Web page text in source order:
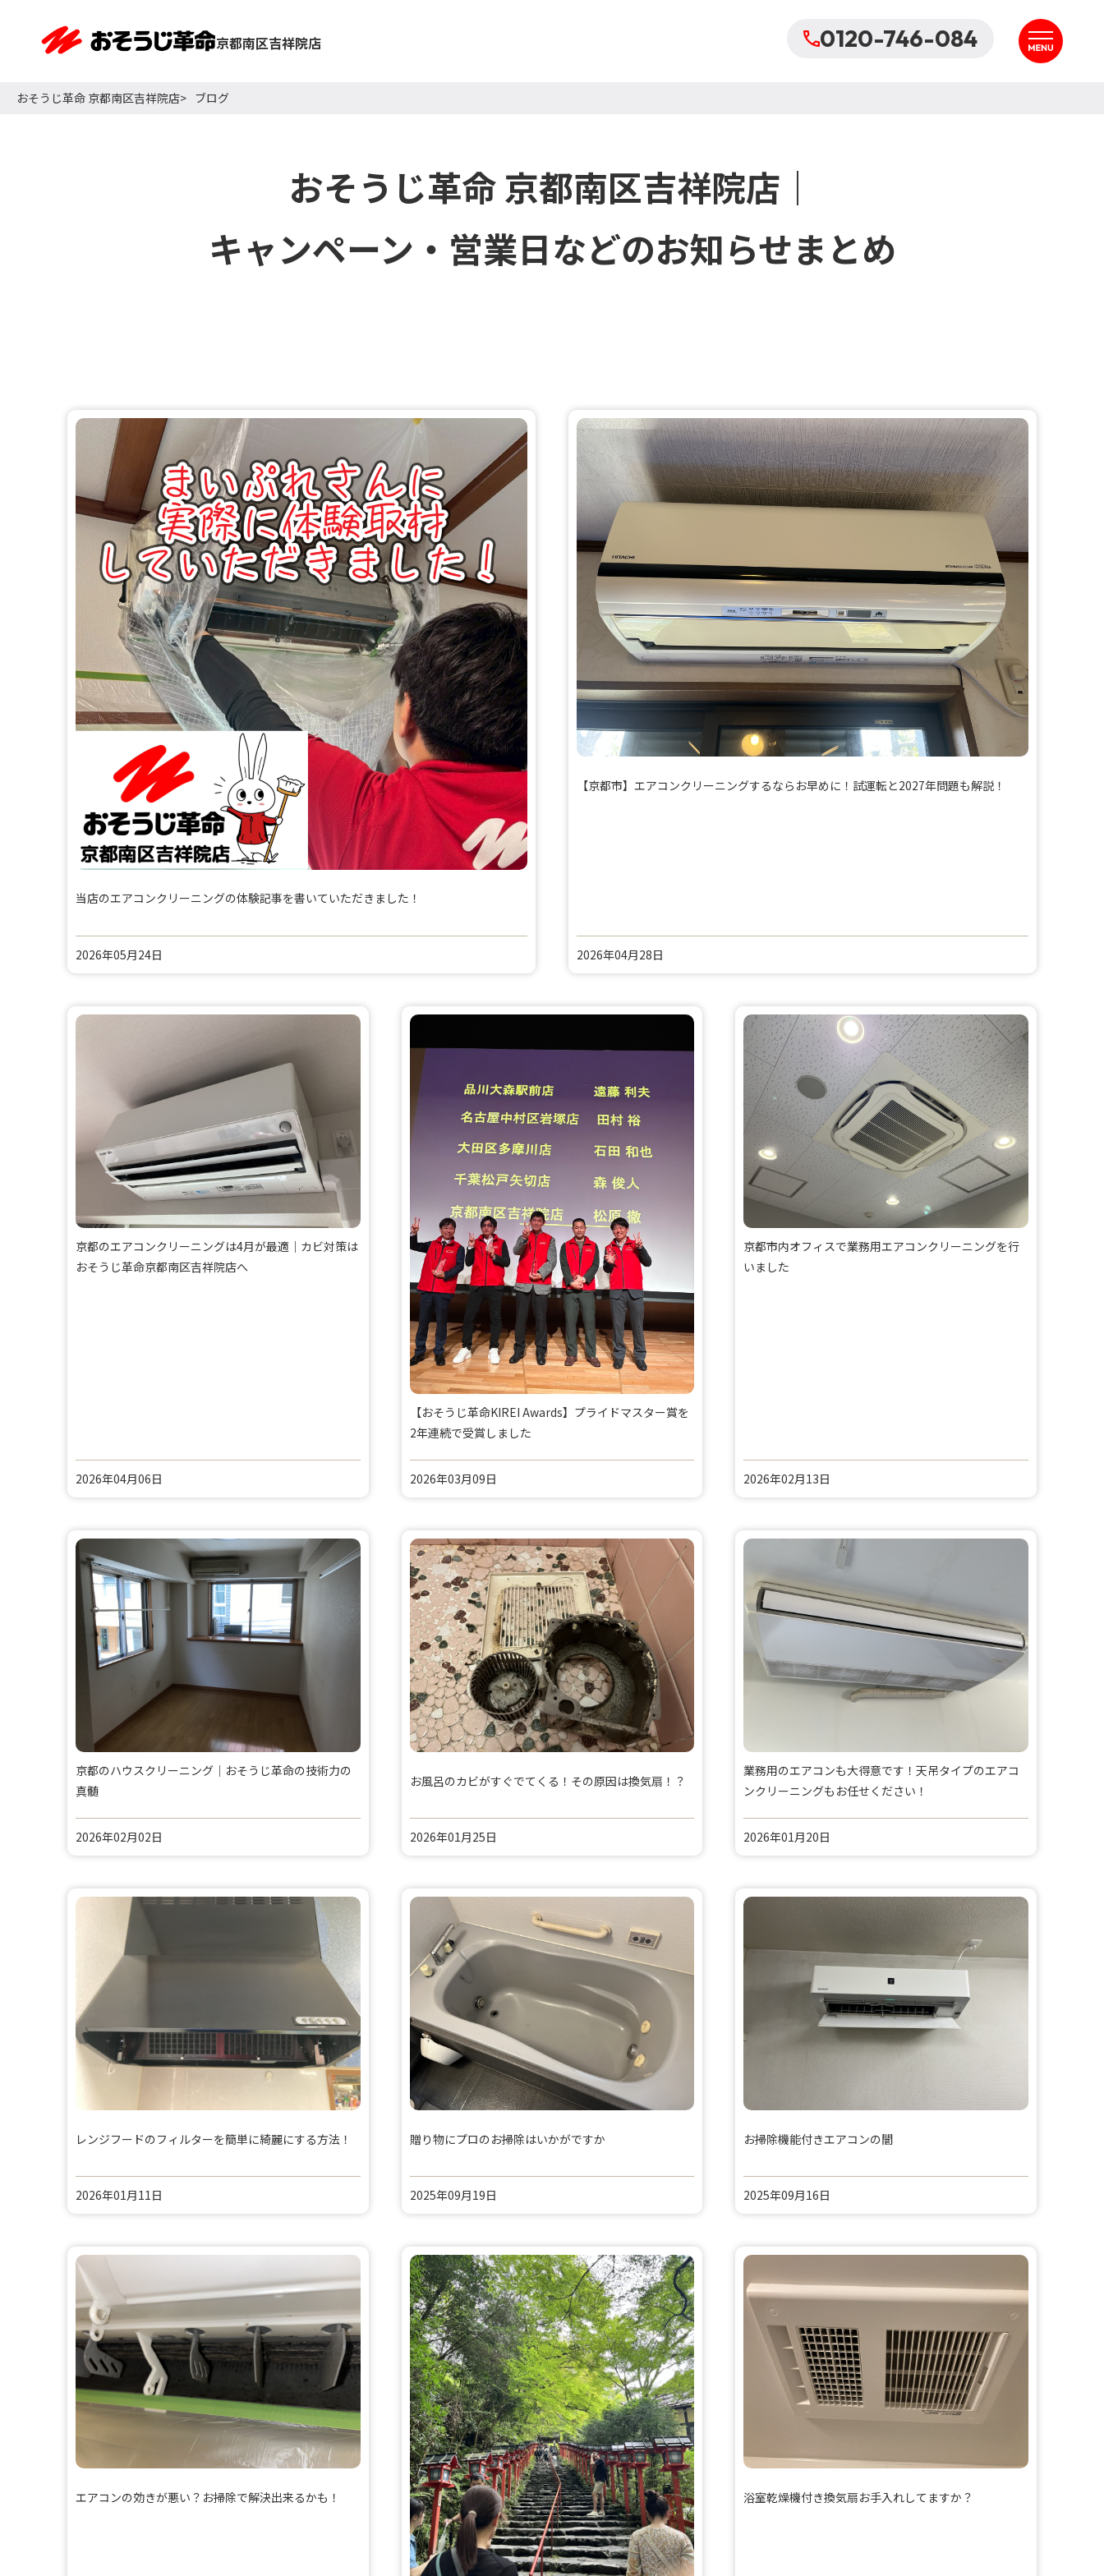
京都南区吉祥院店 0120-746-084
おそうじ革命 京都南区吉祥院店 ブログ
おそうじ革命 京都南区吉祥院店｜
キャンペーン・営業日などのお知らせまとめ
当店のエアコンクリーニングの体験記事を書いていただきました！
2026年05月24日
【京都市】エアコンクリーニングするならお早めに！試運転と2027年問題も解説！
2026年04月28日
京都のエアコンクリーニングは4月が最適｜カビ対策は
おそうじ革命京都南区吉祥院店へ
2026年04月06日
【おそうじ革命KIREI Awards】プライドマスター賞を
2年連続で受賞しました
2026年03月09日
京都市内オフィスで業務用エアコンクリーニングを行
いました
2026年02月13日
京都のハウスクリーニング｜おそうじ革命の技術力の
真髄
2026年02月02日
お風呂のカビがすぐでてくる！その原因は換気扇！？
2026年01月25日
業務用のエアコンも大得意です！天吊タイプのエアコ
ンクリーニングもお任せください！
2026年01月20日
レンジフードのフィルターを簡単に綺麗にする方法！
2026年01月11日
贈り物にプロのお掃除はいかがですか
2025年09月19日
お掃除機能付きエアコンの闇
2025年09月16日
エアコンの効きが悪い？お掃除で解決出来るかも！ 浴室乾燥機付き換気扇お手入れしてますか？